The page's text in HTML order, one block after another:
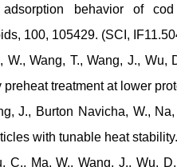
adsorption behavior of
100, 105429. (SCI,
Wang, T., Wang, J., Wu,
preheat treatment at lower
Burton Navicha, W., Na,
with tunable heat
Ma, W., Wang, J., Wu, D.,